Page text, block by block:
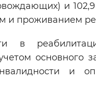
и
и проживанием
в
основного
и